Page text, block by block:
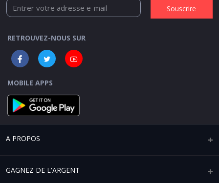
Souscrire
RETROUVEZ-NOUS SUR
MOBILE APPS
A PROPOS
Qui sommes-nous ?
GAGNEZ DE L'ARGENT